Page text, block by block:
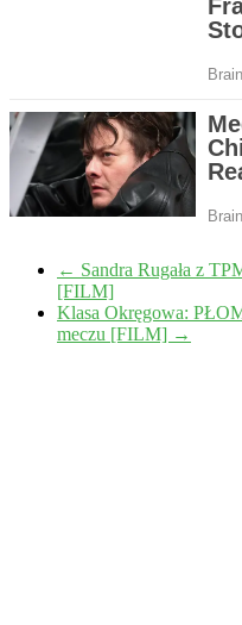
← Sandra Rugała z
[FILM]
Klasa Okręgowa:
meczu [FILM] →